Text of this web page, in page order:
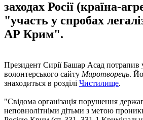
заходах Росії (країна-
"участь у спробах
АР Крим".
Президент Сирії Башар Асад потрапив
волонтерського сайту Миротворець.
знаходиться в розділі Чистилище.
"Свідома організація порушення
неповнолітніми дітьми з метою